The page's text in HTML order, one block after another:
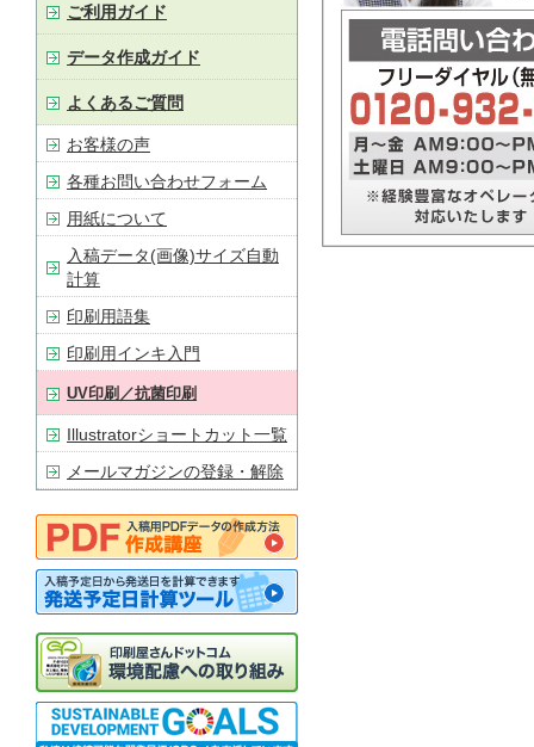
ご利用ガイド
データ作成ガイド
よくあるご質問
お客様の声
各種お問い合わせフォーム
用紙について
入稿データ(画像)サイズ自動
計算
印刷用語集
印刷用インキ入門
UV印刷／抗菌印刷
Illustratorショートカット一覧
メールマガジンの登録・解除